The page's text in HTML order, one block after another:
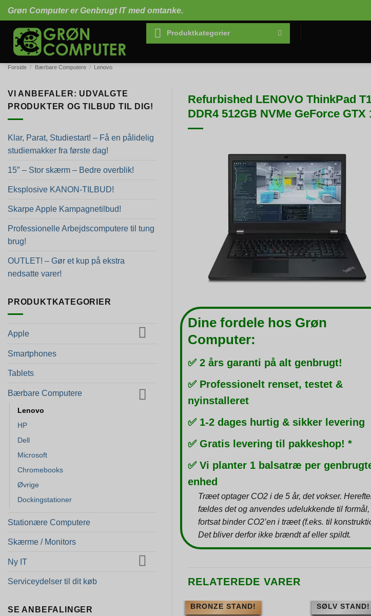
Fortsæt
til
indhold
Grøn Computer er Genbrugt IT med omtanke.
Produktkategorier
Forside / Bærbare Computere / Lenovo
VI ANBEFALER: UDVALGTE
PRODUKTER OG TILBUD TIL DIG!
Klar, Parat, Studiestart! – Få en pålidelig
studiemakker fra første dag!
15″ – Stor skærm – Bedre overblik!
Eksplosive KANON-TILBUD!
Skarpe Apple Kampagnetilbud!
Professionelle Arbejdscomputere til tung
brug!
OUTLET! – Gør et kup på ekstra
nedsatte varer!
PRODUKTKATEGORIER
Apple
Smartphones
Tablets
Bærbare Computere
Lenovo
HP
Dell
Microsoft
Chromebooks
Øvrige
Dockingstationer
Stationære Computere
Skærme / Monitors
Ny IT
Serviceydelser til dit køb
SE ANBEFALINGER
Refurbished LENOVO ThinkPad
DDR4 512GB NVMe GeForce
Dine fordele hos Grøn
Computer:
✅ 2 års garanti på alt genbrugt!
✅ Professionelt renset, testet &
nyinstalleret
✅ 1-2 dages hurtig & sikker levering
✅ Gratis levering til pakkeshop! *
✅ Vi planter 1 balsatræ per
enhed
Træet optager CO2 i de 5 år, det vokser.
fældes det og anvendes udelukkende til formål,
fortsat binder CO2’en i træet (f.eks. til
Det bliver derfor ikke brændt af eller spildt.
RELATEREDE VARER
BRONZE STAND! SØLV STAND!